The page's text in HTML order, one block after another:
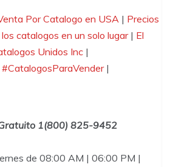
Por Catalogo en USA | Precios
catalogos en un solo lugar| El
Unidos Inc |
#CatalogosParaVender |
1(800) 825-9452
de 08:00 AM | 06:00 PM |